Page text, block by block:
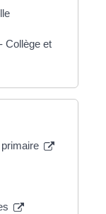
Collège et